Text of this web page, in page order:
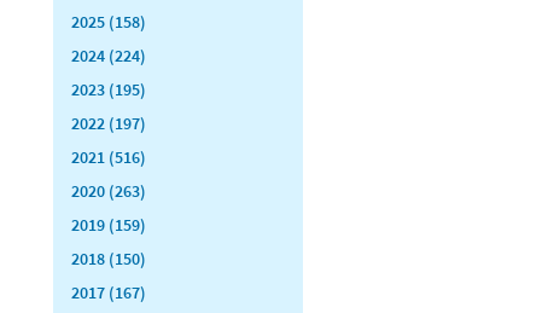
2025 (158)
2024 (224)
2023 (195)
2022 (197)
2021 (516)
2020 (263)
2019 (159)
2018 (150)
2017 (167)